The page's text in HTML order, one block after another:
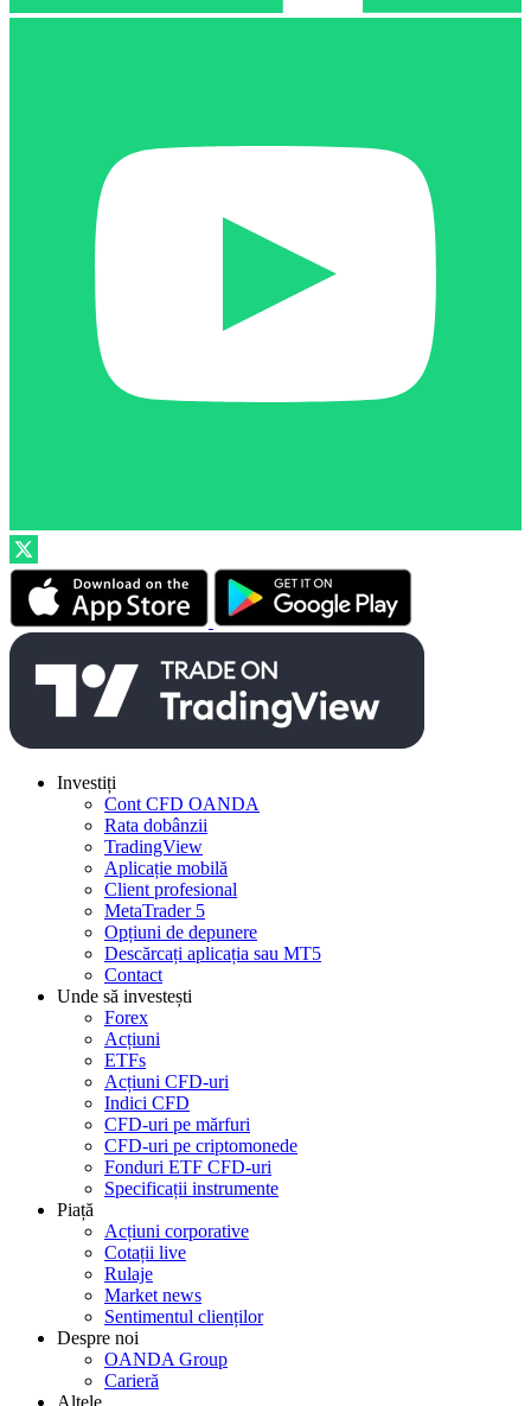
Investiți
Cont CFD OANDA
Rata dobânzii
TradingView
Aplicație mobilă
Client profesional
MetaTrader 5
Opțiuni de depunere
Descărcați aplicația sau MT5
Contact
Unde să investești
Forex
Acțiuni
ETFs
Acțiuni CFD-uri
Indici CFD
CFD-uri pe mărfuri
CFD-uri pe criptomonede
Fonduri ETF CFD-uri
Specificații instrumente
Piață
Acțiuni corporative
Cotații live
Rulaje
Market news
Sentimentul clienților
Despre noi
OANDA Group
Carieră